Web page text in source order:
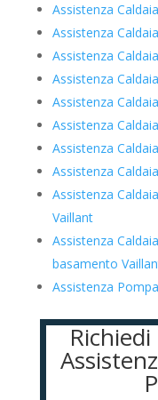
Assistenza
Assistenza
Assistenza
Assistenza
Assistenza
Assistenza
Assistenza
Assistenza
Assistenza
Vaillant
Assistenza
basamento
Assistenza